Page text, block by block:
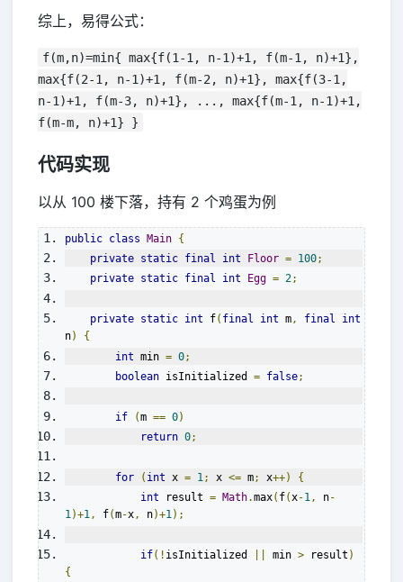
综上，易得公式：
f(m,n)=min{ max{f(1-1, n-1)+1, f(m-1, n)+1},
max{f(2-1, n-1)+1, f(m-2, n)+1}, max{f(3-1,
n-1)+1, f(m-3, n)+1}, ..., max{f(m-1, n-1)+1,
f(m-m, n)+1} }
代码实现
以从 100 楼下落，持有 2 个鸡蛋为例
public class Main {
private static final int Floor = 100;
private static final int Egg = 2;
private static int f( final int m, final
int
n)
{
int min = 0;
boolean isInitialized = false;
if (m == 0)
return 0;
for ( int x = 1; x <= m; x++)
{
int result = Math.max( f(x-1, n-
1)+1, f(m-x, n)+1);
if(! isInitialized min > result )
{